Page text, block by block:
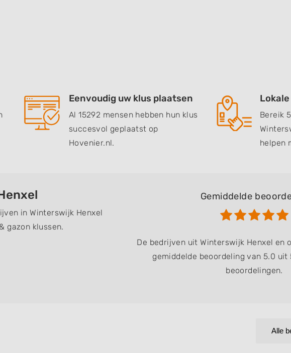
Eenvoudig uw klus plaatsen
Al 15292 mensen hebben hun klus
succesvol geplaatst op
Hovenier.nl.
Bereik
helpen
in Winterswijk Henxel
gazon klussen.
Gemiddelde
De bedrijven uit Winterswijk Henxel en
gemiddelde beoordeling van 5.0 uit
beoordelingen.
Alle